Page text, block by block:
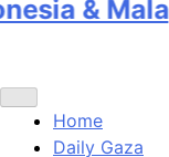
Home
Daily Gaza